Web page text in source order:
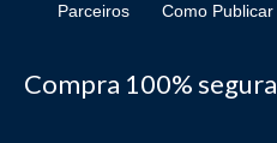
Parceiros Como Publicar
Compra 100% segura